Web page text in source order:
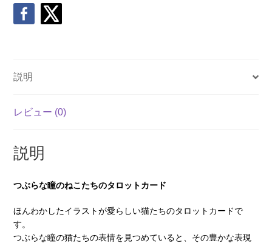
説明
レビュー (0)
説明
つぶらな瞳のねこたちのタロットカード
ほんわかしたイラストが愛らしい猫たちのタロットカードで
す。
つぶらな瞳の猫たちの表情を見つめていると、その豊かな表現